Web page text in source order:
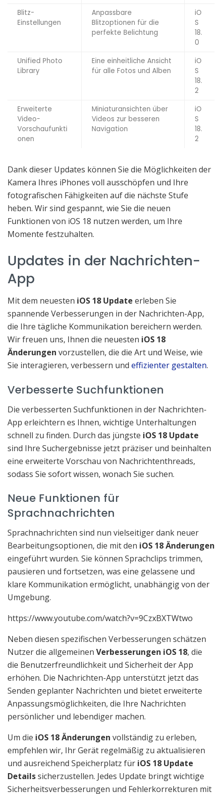
Blitz-
Einstellungen
Anpassbare
Blitzoptionen für die
perfekte Belichtung
iO
S
18.
0
Unified Photo
Library
Eine einheitliche Ansicht
für alle Fotos und Alben
iO
S
18.
2
Erweiterte
Video-
Vorschaufunkti
onen
Miniaturansichten über
Videos zur besseren
Navigation
iO
S
18.
2
Dank dieser Updates können Sie die Möglichkeiten der
Kamera Ihres iPhones voll ausschöpfen und Ihre
fotografischen Fähigkeiten auf die nächste Stufe
heben. Wir sind gespannt, wie Sie die neuen
Funktionen von iOS 18 nutzen werden, um Ihre
Momente festzuhalten.
Updates in der Nachrichten-
App
Mit dem neuesten iOS 18 Update erleben Sie
spannende Verbesserungen in der Nachrichten-App,
die Ihre tägliche Kommunikation bereichern werden.
Wir freuen uns, Ihnen die neuesten iOS 18
Änderungen vorzustellen, die die Art und Weise, wie
Sie interagieren, verbessern und effizienter gestalten.
Verbesserte Suchfunktionen
Die verbesserten Suchfunktionen in der Nachrichten-
App erleichtern es Ihnen, wichtige Unterhaltungen
schnell zu finden. Durch das jüngste iOS 18 Update
sind Ihre Suchergebnisse jetzt präziser und beinhalten
eine erweiterte Vorschau von Nachrichtenthreads,
sodass Sie sofort wissen, wonach Sie suchen.
Neue Funktionen für
Sprachnachrichten
Sprachnachrichten sind nun vielseitiger dank neuer
Bearbeitungsoptionen, die mit den iOS 18 Änderungen
eingeführt wurden. Sie können Sprachclips trimmen,
pausieren und fortsetzen, was eine gelassene und
klare Kommunikation ermöglicht, unabhängig von der
Umgebung.
https://www.youtube.com/watch?v=9CzxBXTWtwo
Neben diesen spezifischen Verbesserungen schätzen
Nutzer die allgemeinen Verbesserungen iOS 18, die
die Benutzerfreundlichkeit und Sicherheit der App
erhöhen. Die Nachrichten-App unterstützt jetzt das
Senden geplanter Nachrichten und bietet erweiterte
Anpassungsmöglichkeiten, die Ihre Nachrichten
persönlicher und lebendiger machen.
Um die iOS 18 Änderungen vollständig zu erleben,
empfehlen wir, Ihr Gerät regelmäßig zu aktualisieren
und ausreichend Speicherplatz für iOS 18 Update
Detailssicherzustellen. Jedes Update bringt wichtige
Sicherheitsverbesserungen und Fehlerkorrekturen mit